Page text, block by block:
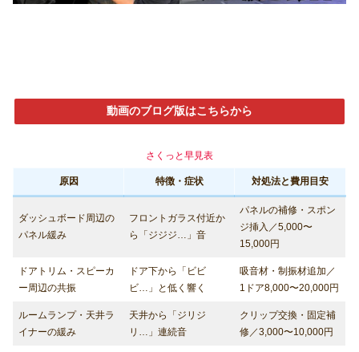
動画のブログ版はこちらから
さくっと早見表
原因 特徴・症状 対処法と費用目安
ダッシュボード周辺の
パネル緩み
フロントガラス付近か
ら「ジジジ…」音
パネルの補修・スポン
ジ挿入／5,000〜
15,000円
ドアトリム・スピーカ
ー周辺の共振
ドア下から「ビビ
ビ…」と低く響く
吸音材・制振材追加／
1ドア8,000〜20,000円
ルームランプ・天井ラ
イナーの緩み
天井から「ジリジ
リ…」連続音
クリップ交換・固定補
修／3,000〜10,000円